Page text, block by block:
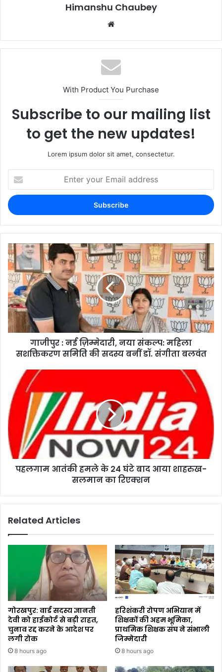
Himanshu Chaubey
With Product You Purchase
Subscribe to our mailing list
to get the new updates!
Lorem ipsum dolor sit amet, consectetur.
गाजीपुर : नई ज़िम्मेदारी, नया संकल्प: महिला
सशक्तिकरण समिति की सदस्य बनीं डॉ. संगीता बलवंत
पहलगाम आतंकी हमले के 24 घंटे बाद आया शाहरुख-
सलमान का रिएक्शन
Related Articles
गोरखपुर: वार्ड सदस्य ज्ञानती
देवी को हाईकोर्ट से बड़ी राहत,
चुनाव रद्द करने के आदेश पर
लगी रोक
8 hours ago
हरिशंकरी रोपण अभियान में
शिक्षकों की अहम भूमिका,
प्राथमिक शिक्षक संघ ने संभाली
जिम्मेदारी
8 hours ago